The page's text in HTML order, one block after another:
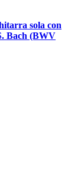
sola con
Bach (BWV